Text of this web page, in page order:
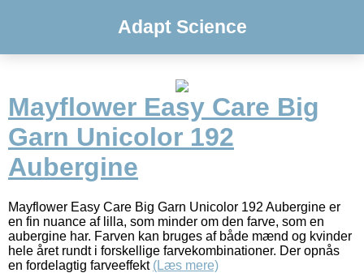
Adapt Science
Mayflower Easy Care Big
Garn Unicolor 192
Aubergine
Mayflower Easy Care Big Garn Unicolor 192 Aubergine er
en fin nuance af lilla, som minder om den farve, som en
aubergine har. Farven kan bruges af både mænd og kvinder
hele året rundt i forskellige farvekombinationer. Der opnås
en fordelagtig farveeffekt (Læs mere)